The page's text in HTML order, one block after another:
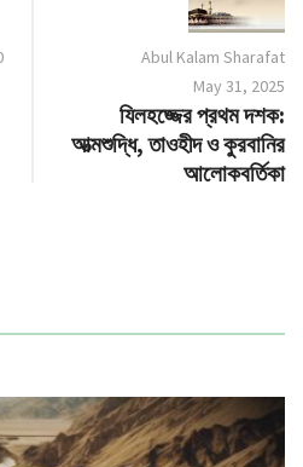
Abul Kalam Sharafat
May 31, 2025
যিলহজ্জের প্রথম দশক:
আত্মশুদ্ধি, তাওহীদ ও কুরবানির
আলোকবর্তিকা